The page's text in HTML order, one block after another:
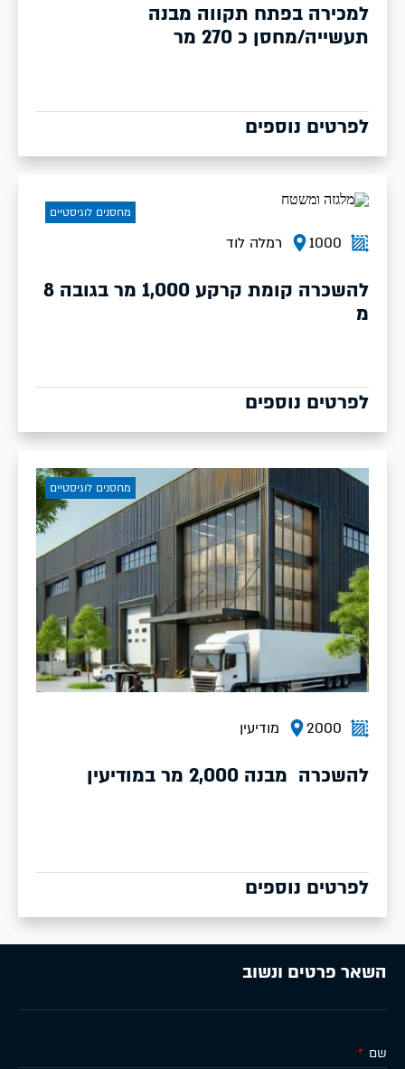
למכירה בפתח תקווה מבנה
תעשייה/מחסן כ 270 מר
לפרטים נוספים
1000 רמלה לוד
להשכרה קומת קרקע 1,000 מר בגובה 8
מ
לפרטים נוספים
מחסנים לוגיסטיים
2000 מודיעין
להשכרה מבנה 2,000 מר במודיעין
לפרטים נוספים
מחסנים לוגיסטיים
השאר פרטים ונשוב
שם